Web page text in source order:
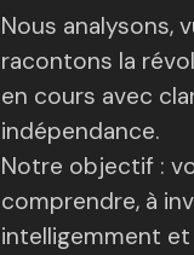
Nous analysons,
racontons la
en cours avec
indépendance.
Notre objectif :
comprendre, à
intelligemment